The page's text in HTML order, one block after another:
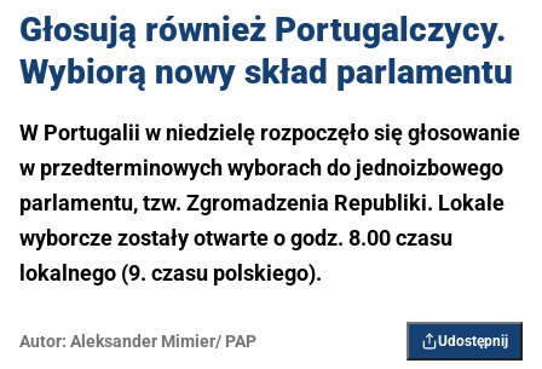
Głosują również Portugalczycy.
Wybiorą nowy skład parlamentu
W Portugalii w niedzielę rozpoczęło się głosowanie
w przedterminowych wyborach do jednoizbowego
parlamentu, tzw. Zgromadzenia Republiki. Lokale
wyborcze zostały otwarte o godz. 8.00 czasu
lokalnego (9. czasu polskiego).
Autor: Aleksander Mimier/ PAP Udostępnij